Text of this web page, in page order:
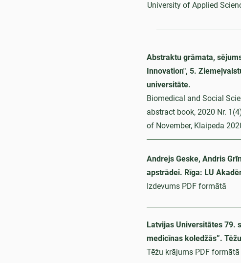
University of Applied
Abstraktu grāmata,
Innovation", 5.
universitāte.
Biomedical and Social
abstract book, 2020 Nr.
of November, Klaipeda
Andrejs Geske, Andris
apstrādei. Rīga: LU
Izdevums PDF formātā
Latvijas Universitātes 79.
medicīnas koledžās”.
Tēžu krājums PDF formātā